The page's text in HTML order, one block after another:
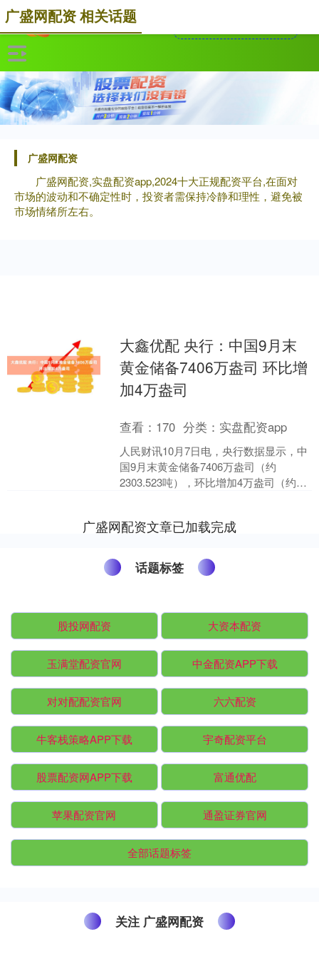
广盛网配资
广盛网配资,实盘配资app,2024十大正规配资平台,在面对
市场的波动和不确定性时，投资者需保持冷静和理性，避免被
市场情绪所左右。
广盛网配资 相关话题
大鑫优配 央行：中国9月末
黄金储备7406万盎司 环比增
加4万盎司
查看： 170 分类： 实盘配资app
人民财讯10月7日电，央行数据显示，中
国9月末黄金储备7406万盎司（约
2303.523吨），环比增加4万盎司（约
广盛网配资文章已加载完成
话题标签
股投网配资 大资本配资
玉满堂配资官网 中金配资APP下载
对对配配资官网 六六配资
牛客栈策略APP下载 宇奇配资平台
股票配资网APP下载 富通优配
苹果配资官网 通盈证券官网
全部话题标签
关注 广盛网配资